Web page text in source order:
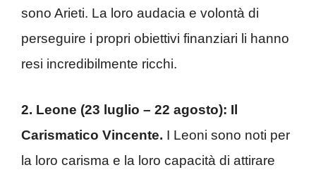
sono Arieti. La loro audacia e volontà di
perseguire i propri obiettivi finanziari li hanno
resi incredibilmente ricchi.
2. Leone (23 luglio – 22 agosto): Il
Carismatico Vincente. I Leoni sono noti per
la loro carisma e la loro capacità di attirare